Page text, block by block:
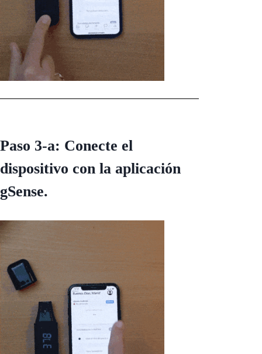
Paso 3-a: Conecte el
dispositivo con la aplicación
gSense.